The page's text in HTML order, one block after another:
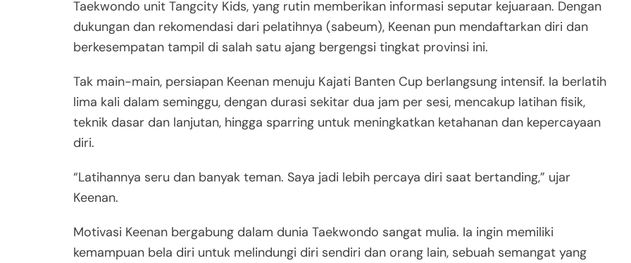
Taekwondo unit Tangcity Kids, yang rutin memberikan informasi seputar kejuaraan. Dengan
dukungan dan rekomendasi dari pelatihnya (sabeum), Keenan pun mendaftarkan diri dan
berkesempatan tampil di salah satu ajang bergengsi tingkat provinsi ini.
Tak main-main, persiapan Keenan menuju Kajati Banten Cup berlangsung intensif. Ia berlatih
lima kali dalam seminggu, dengan durasi sekitar dua jam per sesi, mencakup latihan fisik,
teknik dasar dan lanjutan, hingga sparring untuk meningkatkan ketahanan dan kepercayaan
diri.
“Latihannya seru dan banyak teman. Saya jadi lebih percaya diri saat bertanding,” ujar
Keenan.
Motivasi Keenan bergabung dalam dunia Taekwondo sangat mulia. Ia ingin memiliki
kemampuan bela diri untuk melindungi diri sendiri dan orang lain, sebuah semangat yang